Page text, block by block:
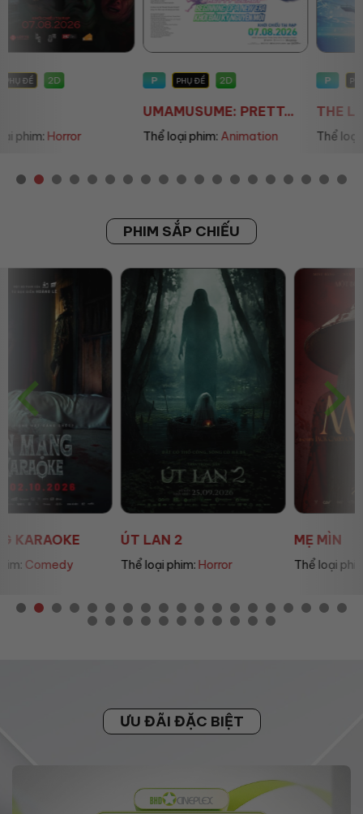
P PHỤ ĐỀ
UMAMUSUME: PRETT...
Thể loại phim: Animation
P PHỤ ĐỀ/LỒNG TIẾNG 2D
THE LAND OF SOME...
Thể loại phim:Animation
PHIM SẮP CHIẾU
ÚT LAN 2
Thể loại phim: Horror Thể loại phim: Drama
ƯU ĐÃI ĐẶC BIỆT